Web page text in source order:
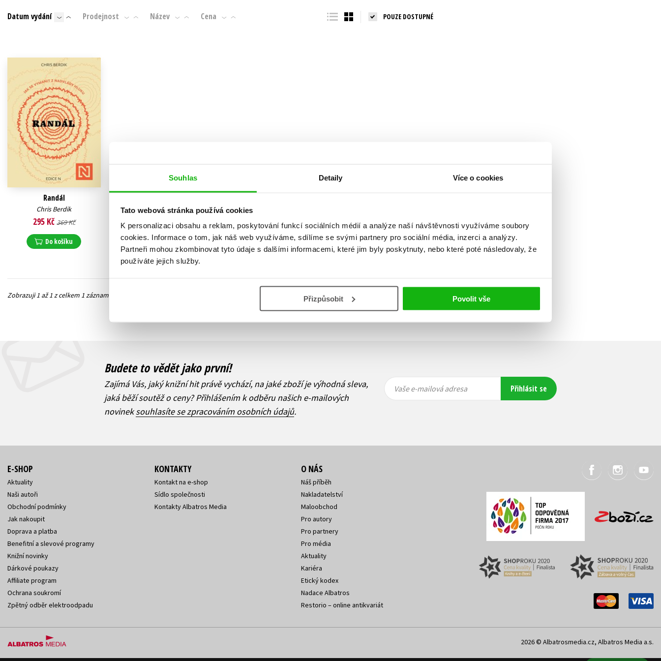
Souhlas Detaily Více o cookies
Tato webová stránka používá cookies
K personalizaci obsahu a reklam, poskytování funkcí sociálních médií a analýze naší návštěvnosti využíváme soubory
cookies. Informace o tom, jak náš web využíváme, sdílíme se svými partnery pro sociální média, inzerci a analýzy.
Partneři mohou zkombinovat tyto údaje s dalšími informacemi, které jim byly poskytnuty, nebo které poté následovaly, že
používáte jejich služby.
Přizpůsobit Povolit vše
Beletrie pro děti
Byznys a ekonomie
Jazyky
Populárně - naučné pro děti
Young adult (SK)
Datum vydání Prodejnost Název Cena POUZE DOSTUPNÉ
Randál
Chris Berdik
295 Kč 369 Kč
Do košíku
Zobraz záznamů
Zobrazuji 1 až 1 z celkem 1 záznamů
Budete to vědět jako první!
Zajímá Vás, jaký knižní hit právě vychází, na jaké zboží je výhodná sleva,
jaká běží soutěž o ceny? Přihlášením k odběru našich e-mailových
novineksouhlasíte se zpracováním osobních údajů.
Vaše e-
mailová
Vaše e-
mailová
Vaše e-mailová adresa Přihlásit se
E-SHOP
Aktuality
Naši autoři
Obchodní podmínky
Jak nakoupit
Doprava a platba
Benefitní a slevové programy
Knižní novinky
Dárkové poukazy
Affiliate program
Ochrana soukromí
Zpětný odběr elektroodpadu
KONTAKTY
Kontakt na e-shop
Sídlo společnosti
Kontakty Albatros Media
O NÁS
Náš příběh
Nakladatelství
Maloobchod
Pro autory
Pro partnery
Pro média
Aktuality
Kariéra
Etický kodex
Nadace Albatros
Restorio – online antikvariát
2026 © Albatrosmedia.cz, Albatros Media a.s.